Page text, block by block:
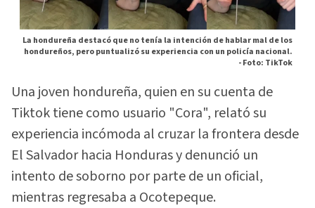
La hondureña destacó que no tenía la intención de hablar mal de los
hondureños, pero puntualizó su experiencia con un policía nacional.
-Foto: TikTok
Una joven hondureña, quien en su cuenta de
Tiktok tiene como usuario "Cora", relató su
experiencia incómoda al cruzar la frontera desde
El Salvador hacia Honduras y denunció un
intento de soborno por parte de un oficial,
mientras regresaba a Ocotepeque.